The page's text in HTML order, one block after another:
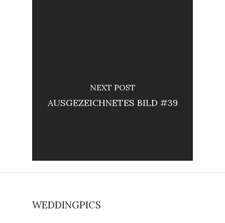
NEXT POST
AUSGEZEICHNETES BILD #39
WEDDINGPICS